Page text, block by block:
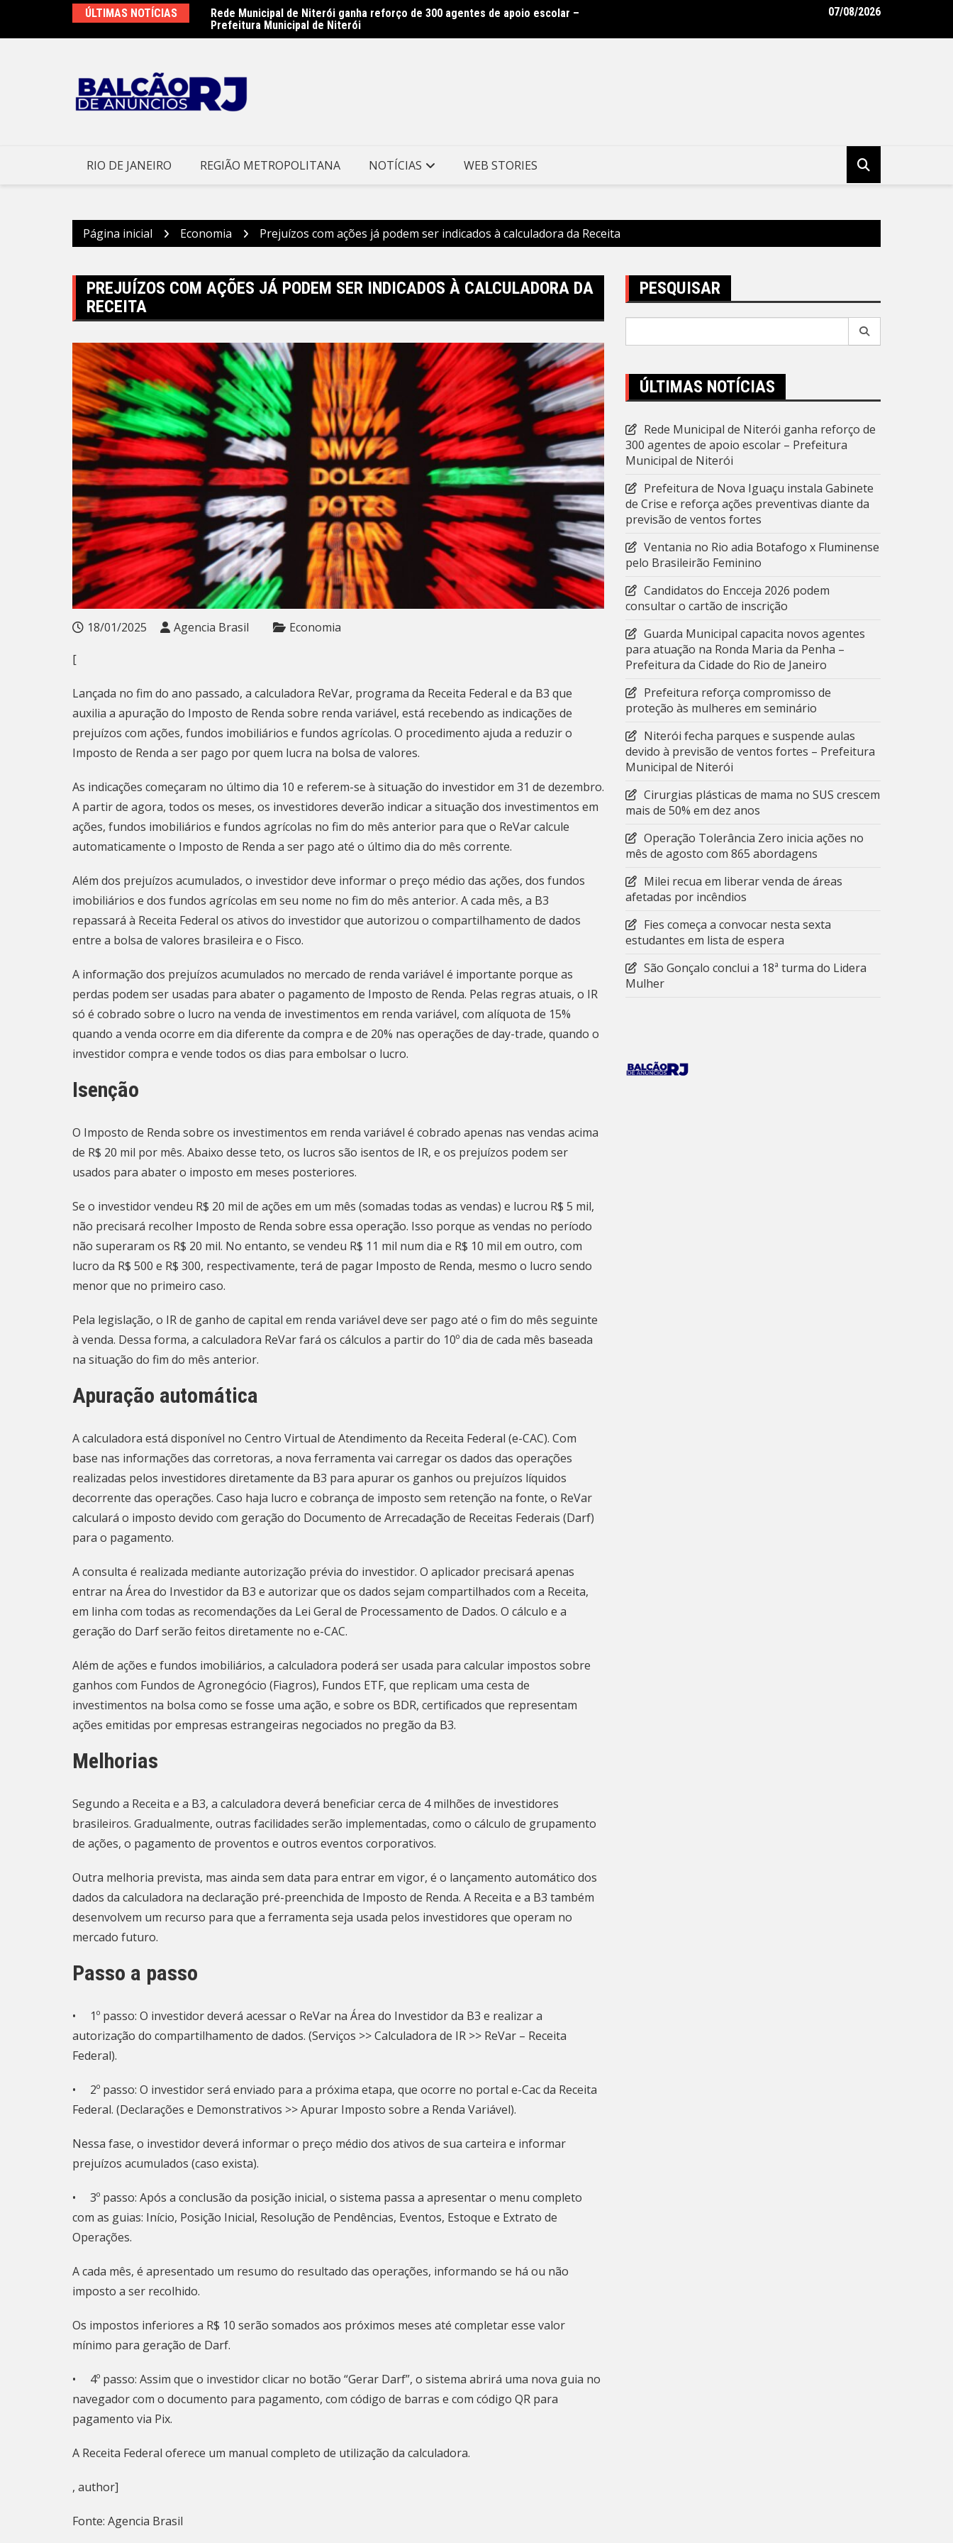
o
ÚLTIMAS NOTÍCIAS
Rede Municipal de Niterói ganha reforço de 300 agentes de apoio escolar –
Prefeitura Municipal de Niterói
Prefeitura de Nova Iguaçu instala Gabinete de Crise e reforça ações
preventivas diante da previsão de ventos fortes
Guarda Municipal capacita novos agentes para atuação na Ronda Maria
07/08/2026
RIO DE JANEIRO REGIÃO METROPOLITANA NOTÍCIAS WEB STORIES
Página inicial Economia Prejuízos com ações já podem ser indicados à calculadora da Receita
PREJUÍZOS COM AÇÕES JÁ PODEM SER INDICADOS À CALCULADORA DA
RECEITA
18/01/2025 Agencia Brasil Economia
[
Lançada no fim do ano passado, a calculadora ReVar, programa da Receita Federal e da B3 que
auxilia a apuração do Imposto de Renda sobre renda variável, está recebendo as indicações de
prejuízos com ações, fundos imobiliários e fundos agrícolas. O procedimento ajuda a reduzir o
Imposto de Renda a ser pago por quem lucra na bolsa de valores.
As indicações começaram no último dia 10 e referem-se à situação do investidor em 31 de dezembro.
A partir de agora, todos os meses, os investidores deverão indicar a situação dos investimentos em
ações, fundos imobiliários e fundos agrícolas no fim do mês anterior para que o ReVar calcule
automaticamente o Imposto de Renda a ser pago até o último dia do mês corrente.
Além dos prejuízos acumulados, o investidor deve informar o preço médio das ações, dos fundos
imobiliários e dos fundos agrícolas em seu nome no fim do mês anterior. A cada mês, a B3
repassará à Receita Federal os ativos do investidor que autorizou o compartilhamento de dados
entre a bolsa de valores brasileira e o Fisco.
A informação dos prejuízos acumulados no mercado de renda variável é importante porque as
perdas podem ser usadas para abater o pagamento de Imposto de Renda. Pelas regras atuais, o IR
só é cobrado sobre o lucro na venda de investimentos em renda variável, com alíquota de 15%
quando a venda ocorre em dia diferente da compra e de 20% nas operações de day-trade, quando o
investidor compra e vende todos os dias para embolsar o lucro.
Isenção
O Imposto de Renda sobre os investimentos em renda variável é cobrado apenas nas vendas acima
de R$ 20 mil por mês. Abaixo desse teto, os lucros são isentos de IR, e os prejuízos podem ser
usados para abater o imposto em meses posteriores.
Se o investidor vendeu R$ 20 mil de ações em um mês (somadas todas as vendas) e lucrou R$ 5 mil,
não precisará recolher Imposto de Renda sobre essa operação. Isso porque as vendas no período
não superaram os R$ 20 mil. No entanto, se vendeu R$ 11 mil num dia e R$ 10 mil em outro, com
lucro da R$ 500 e R$ 300, respectivamente, terá de pagar Imposto de Renda, mesmo o lucro sendo
menor que no primeiro caso.
Pela legislação, o IR de ganho de capital em renda variável deve ser pago até o fim do mês seguinte
à venda. Dessa forma, a calculadora ReVar fará os cálculos a partir do 10º dia de cada mês baseada
na situação do fim do mês anterior.
Apuração automática
A calculadora está disponível no Centro Virtual de Atendimento da Receita Federal (e-CAC). Com
base nas informações das corretoras, a nova ferramenta vai carregar os dados das operações
realizadas pelos investidores diretamente da B3 para apurar os ganhos ou prejuízos líquidos
decorrente das operações. Caso haja lucro e cobrança de imposto sem retenção na fonte, o ReVar
calculará o imposto devido com geração do Documento de Arrecadação de Receitas Federais (Darf)
para o pagamento.
A consulta é realizada mediante autorização prévia do investidor. O aplicador precisará apenas
entrar na Área do Investidor da B3 e autorizar que os dados sejam compartilhados com a Receita,
em linha com todas as recomendações da Lei Geral de Processamento de Dados. O cálculo e a
geração do Darf serão feitos diretamente no e-CAC.
Além de ações e fundos imobiliários, a calculadora poderá ser usada para calcular impostos sobre
ganhos com Fundos de Agronegócio (Fiagros), Fundos ETF, que replicam uma cesta de
investimentos na bolsa como se fosse uma ação, e sobre os BDR, certificados que representam
ações emitidas por empresas estrangeiras negociados no pregão da B3.
Melhorias
Segundo a Receita e a B3, a calculadora deverá beneficiar cerca de 4 milhões de investidores
brasileiros. Gradualmente, outras facilidades serão implementadas, como o cálculo de grupamento
de ações, o pagamento de proventos e outros eventos corporativos.
Outra melhoria prevista, mas ainda sem data para entrar em vigor, é o lançamento automático dos
dados da calculadora na declaração pré-preenchida de Imposto de Renda. A Receita e a B3 também
desenvolvem um recurso para que a ferramenta seja usada pelos investidores que operam no
mercado futuro.
Passo a passo
• 1º passo: O investidor deverá acessar o ReVar na Área do Investidor da B3 e realizar a
autorização do compartilhamento de dados. (Serviços >> Calculadora de IR >> ReVar – Receita
Federal).
• 2º passo: O investidor será enviado para a próxima etapa, que ocorre no portal e-Cac da Receita
Federal. (Declarações e Demonstrativos >> Apurar Imposto sobre a Renda Variável).
Nessa fase, o investidor deverá informar o preço médio dos ativos de sua carteira e informar
prejuízos acumulados (caso exista).
• 3º passo: Após a conclusão da posição inicial, o sistema passa a apresentar o menu completo
com as guias: Início, Posição Inicial, Resolução de Pendências, Eventos, Estoque e Extrato de
Operações.
A cada mês, é apresentado um resumo do resultado das operações, informando se há ou não
imposto a ser recolhido.
Os impostos inferiores a R$ 10 serão somados aos próximos meses até completar esse valor
mínimo para geração de Darf.
• 4º passo: Assim que o investidor clicar no botão “Gerar Darf”, o sistema abrirá uma nova guia no
navegador com o documento para pagamento, com código de barras e com código QR para
pagamento via Pix.
A Receita Federal oferece um manual completo de utilização da calculadora.
, author]
Fonte: Agencia Brasil
PESQUISAR
ÚLTIMAS NOTÍCIAS
Rede Municipal de Niterói ganha reforço de
300 agentes de apoio escolar – Prefeitura
Municipal de Niterói
Prefeitura de Nova Iguaçu instala Gabinete
de Crise e reforça ações preventivas diante da
previsão de ventos fortes
Ventania no Rio adia Botafogo x Fluminense
pelo Brasileirão Feminino
Candidatos do Encceja 2026 podem
consultar o cartão de inscrição
Guarda Municipal capacita novos agentes
para atuação na Ronda Maria da Penha –
Prefeitura da Cidade do Rio de Janeiro
Prefeitura reforça compromisso de
proteção às mulheres em seminário
Niterói fecha parques e suspende aulas
devido à previsão de ventos fortes – Prefeitura
Municipal de Niterói
Cirurgias plásticas de mama no SUS crescem
mais de 50% em dez anos
Operação Tolerância Zero inicia ações no
mês de agosto com 865 abordagens
Milei recua em liberar venda de áreas
afetadas por incêndios
Fies começa a convocar nesta sexta
estudantes em lista de espera
São Gonçalo conclui a 18ª turma do Lidera
Mulher